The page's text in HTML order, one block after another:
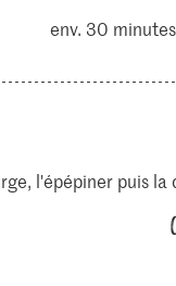
env. 30 minutes
l'épépiner puis la